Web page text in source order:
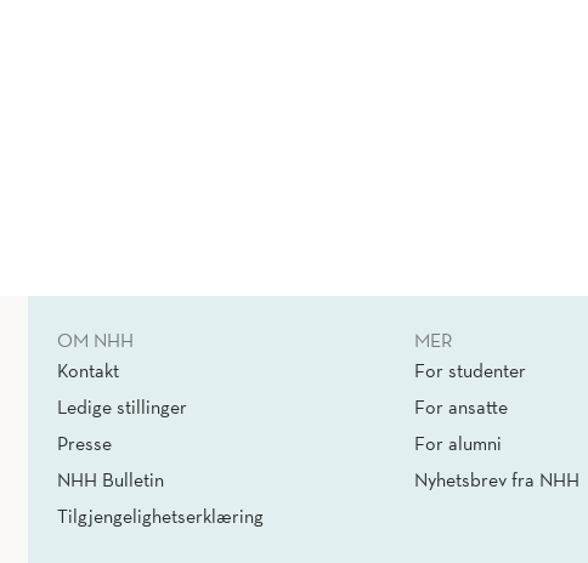
OM NHH
Kontakt
Ledige stillinger
Presse
NHH Bulletin
Tilgjengelighetserklæring
MER
For studenter
For ansatte
For alumni
Nyhetsbrev fra NHH